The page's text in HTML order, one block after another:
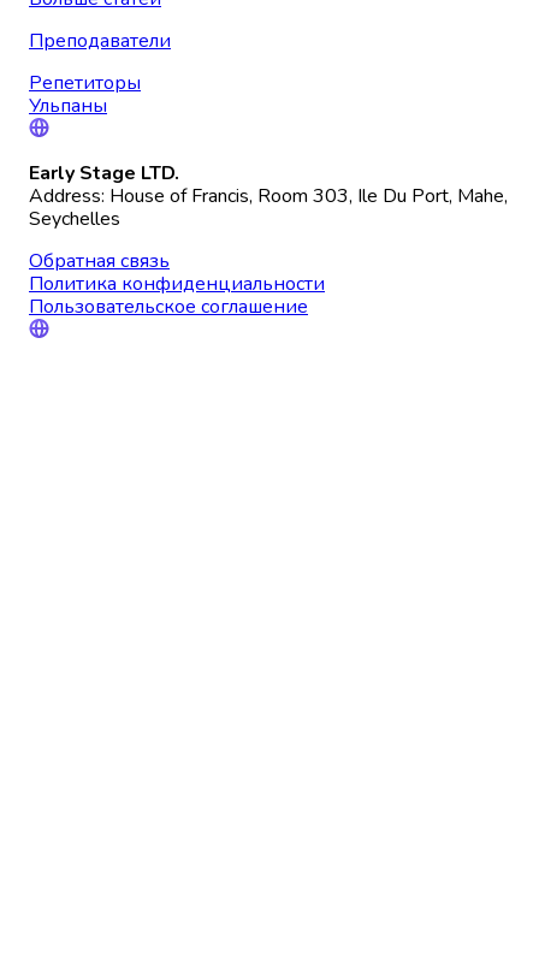
Преподаватели
Репетиторы
Ульпаны
Early Stage LTD.
Address: House of Francis, Room 303, Ile Du Port, Mahe,
Seychelles
Обратная связь
Политика конфиденциальности
Пользовательское соглашение